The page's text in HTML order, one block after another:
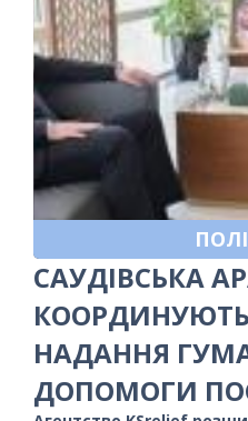
САУДІВСЬКА
НАДАННЯ
ДОПОМОГИ